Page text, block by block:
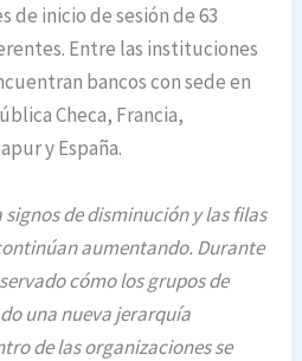
de inicio de sesión de 63
Entre las instituciones
bancos con sede en
Checa, Francia,
y España.
de disminución y las filas
aumentando. Durante
cómo los grupos de
una nueva jerarquía
de las organizaciones se